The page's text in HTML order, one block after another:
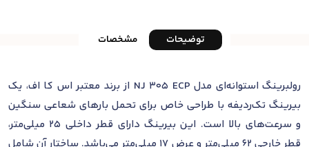
توضیحات مشخصات
رولبرینگ استوانه‌ای مدل NJ 305 ECP از برند معتبر اس کا اف، یک
بیرینگ تک‌ردیفه با طراحی خاص برای تحمل بارهای شعاعی سنگین
و سرعت‌های بالا است. این بیرینگ دارای قطر داخلی 25 میلی‌متر،